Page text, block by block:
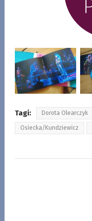
Tagi: Dorota Olearczyk
Osiecka/Kundziewicz